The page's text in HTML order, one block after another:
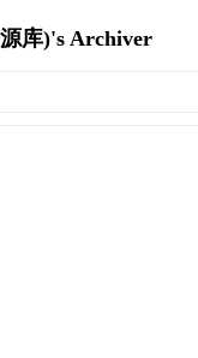
库)'s Archiver